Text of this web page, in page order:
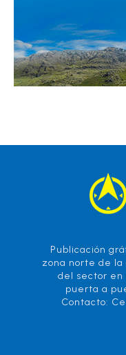
Publicación
zona norte de la
del sector en
puerta a
Contacto: